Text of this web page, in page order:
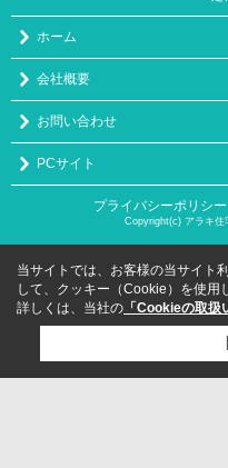
ホーム
会社概要
お問い合わせ
PCサイト
プライバシーポリシー
Copyright(c) アラキ
当サイトでは、お客様の当サイト
して、クッキー（Cookie）を使用
詳しくは、当社の 「Cookieの取扱